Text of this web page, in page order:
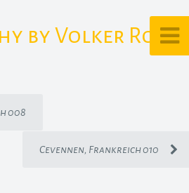
by Volker Rost
008
Cevennen, Frankreich 010